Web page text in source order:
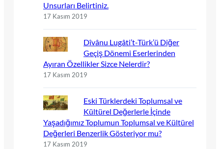
Unsurları Belirtiniz.
17 Kasım 2019
Dîvânu Lugâti’t-Türk’ü Diğer
Geçiş Dönemi Eserlerinden
Ayıran Özellikler Sizce Nelerdir?
17 Kasım 2019
Eski Türklerdeki Toplumsal ve
Kültürel Değerlerle İçinde
Yaşadığımız Toplumun Toplumsal ve Kültürel
Değerleri Benzerlik Gösteriyor mu?
17 Kasım 2019